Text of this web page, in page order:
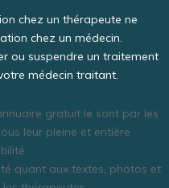
chez un thérapeute ne
chez un médecin.
ou suspendre un traitement
médecin traitant.
gratuit le sont par les
leur pleine et entière
quant aux textes, photos et